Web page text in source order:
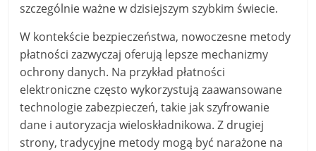
szczególnie ważne w dzisiejszym szybkim świecie.
W kontekście bezpieczeństwa, nowoczesne metody
płatności zazwyczaj oferują lepsze mechanizmy
ochrony danych. Na przykład płatności
elektroniczne często wykorzystują zaawansowane
technologie zabezpieczeń, takie jak szyfrowanie
dane i autoryzacja wieloskładnikowa. Z drugiej
strony, tradycyjne metody mogą być narażone na